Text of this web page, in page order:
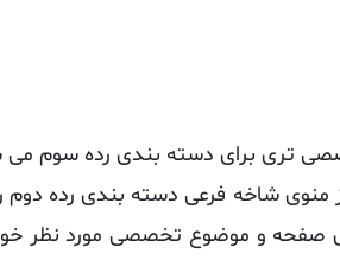
برای دسته بندی رده سوم می
شاخه فرعی دسته بندی رده دوم
صفحه و موضوع تخصصی مورد نظر